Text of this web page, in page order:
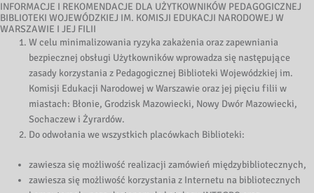
INFORMACJE I REKOMENDACJE DLA UŻYTKOWNIKÓW PEDAGOGICZNEJ
BIBLIOTEKI WOJEWÓDZKIEJ IM. KOMISJI EDUKACJI NARODOWEJ W
WARSZAWIE I JEJ FILII
W celu minimalizowania ryzyka zakażenia oraz zapewniania
bezpiecznej obsługi Użytkowników wprowadza się następujące
zasady korzystania z Pedagogicznej Biblioteki Wojewódzkiej im.
Komisji Edukacji Narodowej w Warszawie oraz jej pięciu filii w
miastach: Błonie, Grodzisk Mazowiecki, Nowy Dwór Mazowiecki,
Sochaczew i Żyrardów.
Do odwołania we wszystkich placówkach Biblioteki:
zawiesza się możliwość realizacji zamówień międzybibliotecznych,
zawiesza się możliwość korzystania z Internetu na bibliotecznych